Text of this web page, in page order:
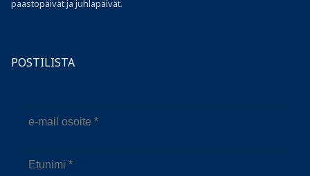
paastopäivät ja juhlapäivät.
POSTILISTA